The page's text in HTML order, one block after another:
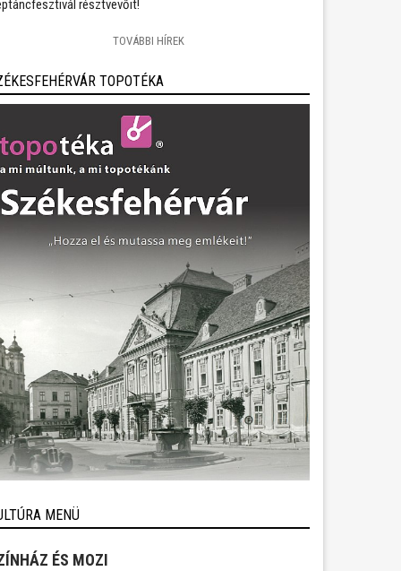
résztvevőit!
TOVÁBBI HÍREK
TOPOTÉKA
MENÜ
ÉS MOZI